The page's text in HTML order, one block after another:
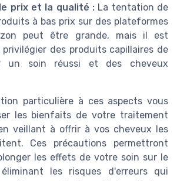
prix et la qualité : La tentation de
à bas prix sur des plateformes
peut être grande, mais il est
des produits capillaires de
un soin réussi et des cheveux
particulière à ces aspects vous
les bienfaits de votre traitement
veillant à offrir à vos cheveux les
Ces précautions permettront
les effets de votre soin sur le
les risques d'erreurs qui